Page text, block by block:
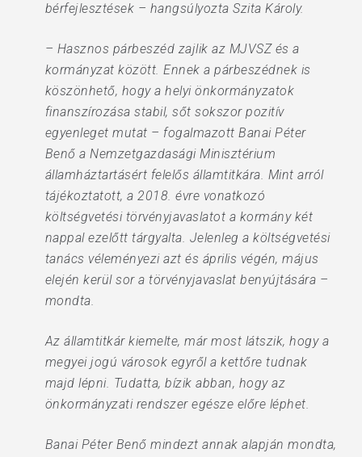
bérfejlesztések – hangsúlyozta Szita Károly.
– Hasznos párbeszéd zajlik az MJVSZ és a
kormányzat között. Ennek a párbeszédnek is
köszönhető, hogy a helyi önkormányzatok
finanszírozása stabil, sőt sokszor pozitív
egyenleget mutat – fogalmazott Banai Péter
Benő a Nemzetgazdasági Minisztérium
államháztartásért felelős államtitkára. Mint arról
tájékoztatott, a 2018. évre vonatkozó
költségvetési törvényjavaslatot a kormány két
nappal ezelőtt tárgyalta. Jelenleg a költségvetési
tanács véleményezi azt és április végén, május
elején kerül sor a törvényjavaslat benyújtására –
mondta.
Az államtitkár kiemelte, már most látszik, hogy a
megyei jogú városok egyről a kettőre tudnak
majd lépni. Tudatta, bízik abban, hogy az
önkormányzati rendszer egésze előre léphet.
Banai Péter Benő mindezt annak alapján mondta,